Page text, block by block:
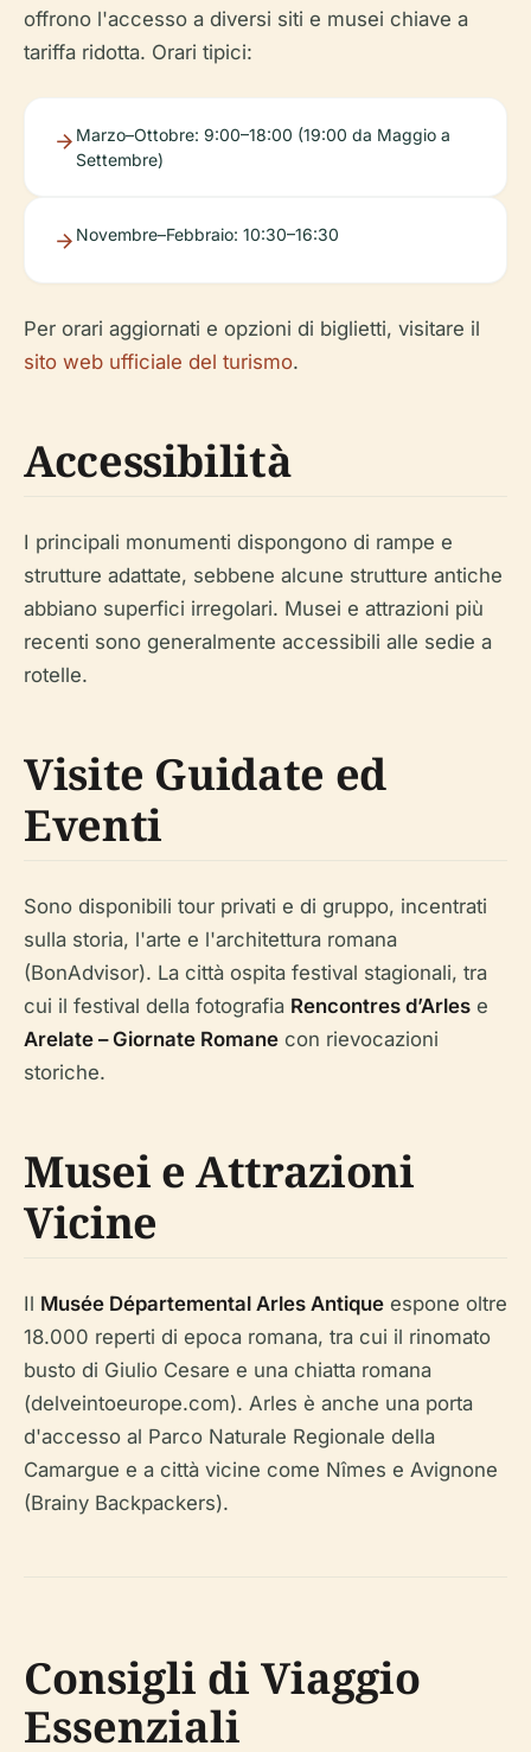
offrono l'accesso a diversi siti e musei chiave a
tariffa ridotta. Orari tipici:
Marzo–Ottobre: 9:00–18:00 (19:00 da Maggio a
Settembre)
Novembre–Febbraio: 10:30–16:30
Per orari aggiornati e opzioni di biglietti, visitare il
sito web ufficiale del turismo.
Accessibilità
I principali monumenti dispongono di rampe e
strutture adattate, sebbene alcune strutture antiche
abbiano superfici irregolari. Musei e attrazioni più
recenti sono generalmente accessibili alle sedie a
rotelle.
Visite Guidate ed
Eventi
Sono disponibili tour privati e di gruppo, incentrati
sulla storia, l'arte e l'architettura romana
(BonAdvisor). La città ospita festival stagionali, tra
cui il festival della fotografia Rencontres d’Arles e
Arelate – Giornate Romane con rievocazioni
storiche.
Musei e Attrazioni
Vicine
Il Musée Départemental Arles Antique espone oltre
18.000 reperti di epoca romana, tra cui il rinomato
busto di Giulio Cesare e una chiatta romana
(delveintoeurope.com). Arles è anche una porta
d'accesso al Parco Naturale Regionale della
Camargue e a città vicine come Nîmes e Avignone
(Brainy Backpackers).
Consigli di Viaggio
Essenziali